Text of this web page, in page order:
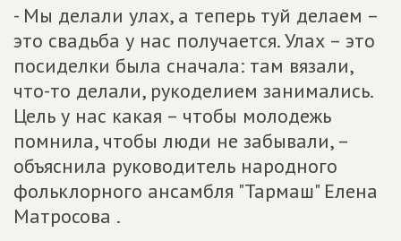
- Мы делали улах, а теперь туй делаем –
это свадьба у нас получается. Улах – это
посиделки была сначала: там вязали,
что-то делали, рукоделием занимались.
Цель у нас какая – чтобы молодежь
помнила, чтобы люди не забывали, –
объяснила руководитель народного
фольклорного ансамбля "Тармаш" Елена
Матросова .